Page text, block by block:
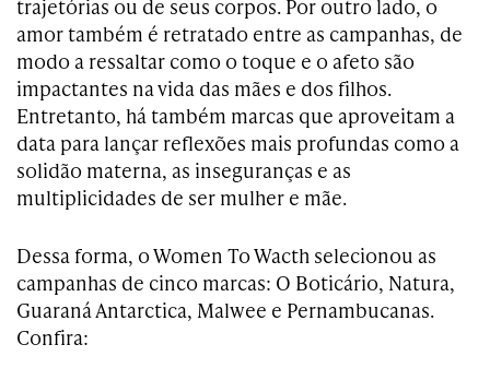
trajetórias ou de seus corpos. Por outro lado, o
amor também é retratado entre as campanhas, de
modo a ressaltar como o toque e o afeto são
impactantes na vida das mães e dos filhos.
Entretanto, há também marcas que aproveitam a
data para lançar reflexões mais profundas como a
solidão materna, as inseguranças e as
multiplicidades de ser mulher e mãe.
Dessa forma, o Women To Wacth selecionou as
campanhas de cinco marcas: O Boticário, Natura,
Guaraná Antarctica, Malwee e Pernambucanas.
Confira: